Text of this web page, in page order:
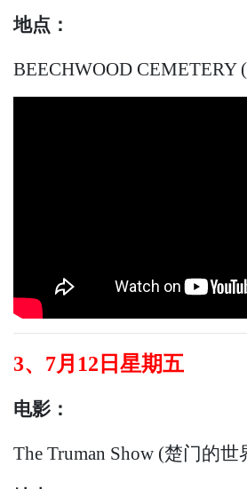
地点：
BEECHWOOD CEMETERY
3、7月12日星期五
电影：
The Truman Show (楚门的世